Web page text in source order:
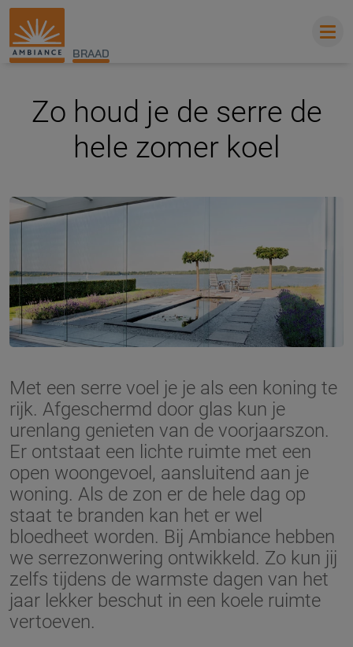
BRAAD
Zo houd je de serre de
hele zomer koel
Met een serre voel je je als een koning te
rijk. Afgeschermd door glas kun je
urenlang genieten van de voorjaarszon.
Er ontstaat een lichte ruimte met een
open woongevoel, aansluitend aan je
woning. Als de zon er de hele dag op
staat te branden kan het er wel
bloedheet worden. Bij Ambiance hebben
we serrezonwering ontwikkeld. Zo kun jij
zelfs tijdens de warmste dagen van het
jaar lekker beschut in een koele ruimte
vertoeven.